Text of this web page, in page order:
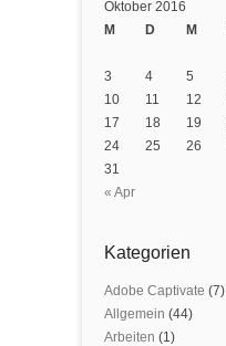
Oktober 2016
M
D M
« Apr
3
4 5
10
11 12
17
18 19
24
25 26
31
Kategorien
Adobe Captivate (7)
Allgemein (44)
Arbeiten (1)